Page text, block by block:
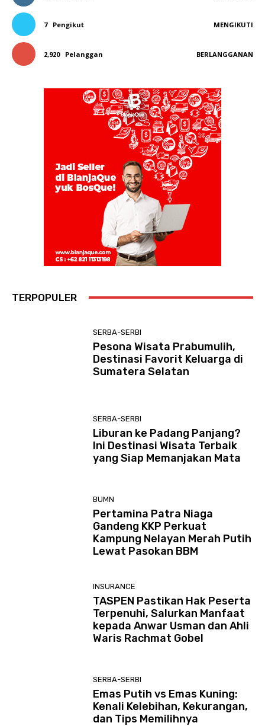
7 Pengikut MENGIKUTI
2,920 Pelanggan BERLANGGANAN
TERPOPULER
SERBA-SERBI
Pesona Wisata Prabumulih,
Destinasi Favorit Keluarga di
Sumatera Selatan
SERBA-SERBI
Liburan ke Padang Panjang?
Ini Destinasi Wisata Terbaik
yang Siap Memanjakan Mata
BUMN
Pertamina Patra Niaga
Gandeng KKP Perkuat
Kampung Nelayan Merah Putih
Lewat Pasokan BBM
INSURANCE
TASPEN Pastikan Hak Peserta
Terpenuhi, Salurkan Manfaat
kepada Anwar Usman dan Ahli
Waris Rachmat Gobel
SERBA-SERBI
Emas Putih vs Emas Kuning:
Kenali Kelebihan, Kekurangan,
dan Tips Memilihnya